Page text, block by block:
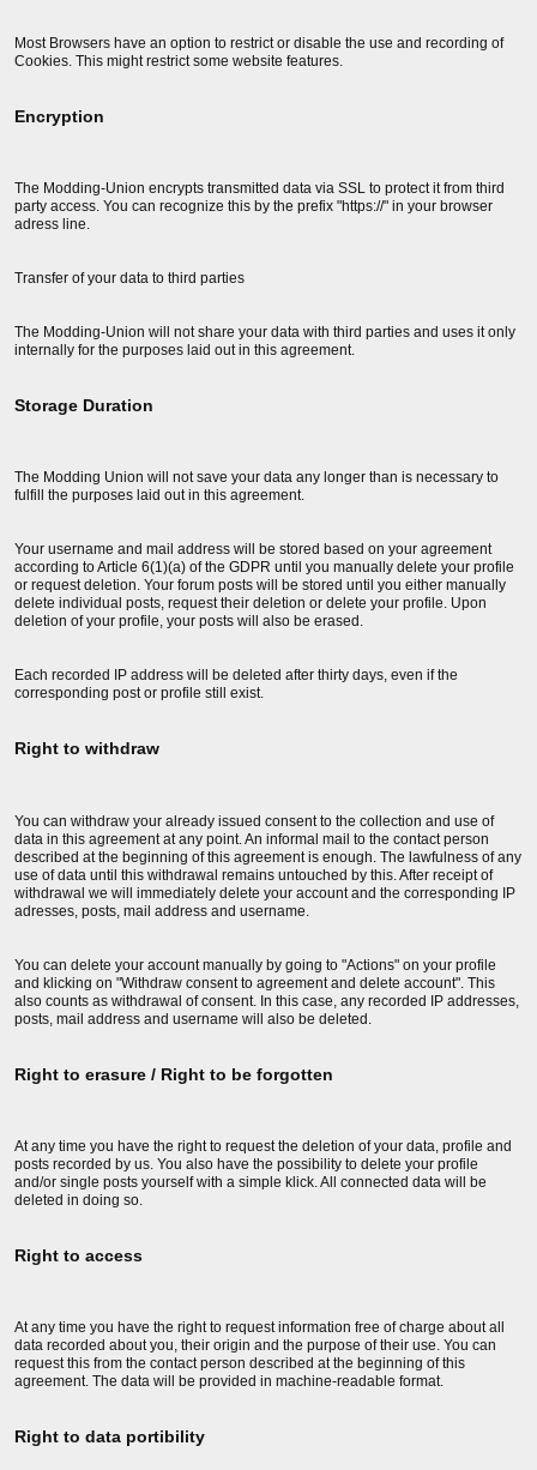
Most Browsers have an option to restrict or disable the use and recording of
Cookies. This might restrict some website features.
Encryption
The Modding-Union encrypts transmitted data via SSL to protect it from third
party access. You can recognize this by the prefix "https://" in your browser
adress line.
Transfer of your data to third parties
The Modding-Union will not share your data with third parties and uses it only
internally for the purposes laid out in this agreement.
Storage Duration
The Modding Union will not save your data any longer than is necessary to
fulfill the purposes laid out in this agreement.
Your username and mail address will be stored based on your agreement
according to Article 6(1)(a) of the GDPR until you manually delete your profile
or request deletion. Your forum posts will be stored until you either manually
delete individual posts, request their deletion or delete your profile. Upon
deletion of your profile, your posts will also be erased.
Each recorded IP address will be deleted after thirty days, even if the
corresponding post or profile still exist.
Right to withdraw
You can withdraw your already issued consent to the collection and use of
data in this agreement at any point. An informal mail to the contact person
described at the beginning of this agreement is enough. The lawfulness of any
use of data until this withdrawal remains untouched by this. After receipt of
withdrawal we will immediately delete your account and the corresponding IP
adresses, posts, mail address and username.
You can delete your account manually by going to "Actions" on your profile
and klicking on "Withdraw consent to agreement and delete account". This
also counts as withdrawal of consent. In this case, any recorded IP addresses,
posts, mail address and username will also be deleted.
Right to erasure / Right to be forgotten
At any time you have the right to request the deletion of your data, profile and
posts recorded by us. You also have the possibility to delete your profile
and/or single posts yourself with a simple klick. All connected data will be
deleted in doing so.
Right to access
At any time you have the right to request information free of charge about all
data recorded about you, their origin and the purpose of their use. You can
request this from the contact person described at the beginning of this
agreement. The data will be provided in machine-readable format.
Right to data portibility